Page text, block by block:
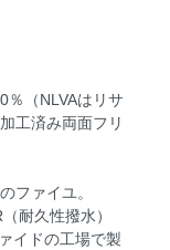
％（NLVAはリサ
工済み両面フリ
ファイユ。
耐久性撥水）
イドの工場で製